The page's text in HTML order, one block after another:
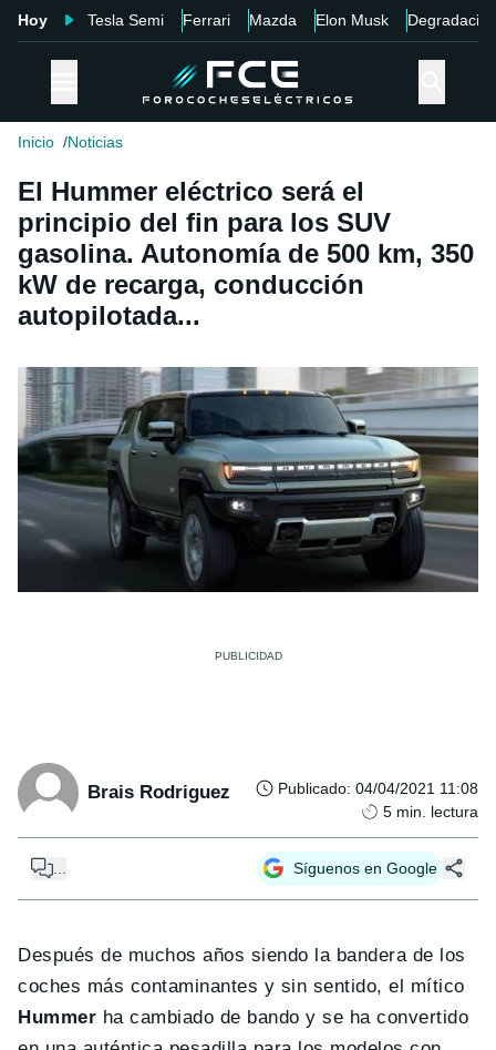
Hoy Tesla Semi Ferrari Mazda Elon Musk Degradación
Inicio Noticias
El Hummer eléctrico será el
principio del fin para los SUV
gasolina. Autonomía de 500 km, 350
kW de recarga, conducción
autopilotada...
Brais Rodriguez Publicado: 04/04/2021 11:08
5 min. lectura
Síguenos en Google
Después de muchos años siendo la bandera de los
coches más contaminantes y sin sentido, el mítico
Hummer ha cambiado de bando y se ha convertido